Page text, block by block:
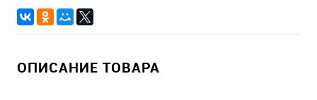
ОПИСАНИЕ ТОВАРА